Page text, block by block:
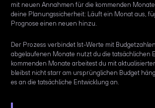
mit neuen Annahmen für die kommenden
deine Planungssicherheit: Läuft ein Monat aus,
Prognose einen neuen hinzu.
Der Prozess verbindet Ist-Werte mit
abgelaufenen Monate nutzt du die tatsächlichen
kommenden Monate arbeitest du mit
bleibst nicht starr am ursprünglichen Budget
es an die tatsächliche Entwicklung an.